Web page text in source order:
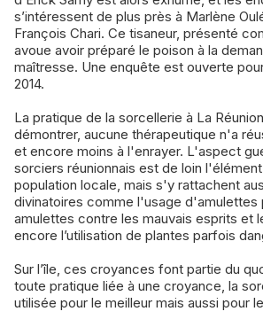
s’intéressent de plus près à Marlène
François Chari. Ce tisaneur, présenté
avoue avoir préparé le poison à la
maîtresse. Une enquête est ouverte
2014.
La pratique de la sorcellerie à La
démontrer, aucune thérapeutique n'a
et encore moins à l'enrayer. L'aspect
sorciers réunionnais est de loin
population locale, mais s'y rattachent
divinatoires comme l'usage d'amulettes
amulettes contre les mauvais esprits et
encore l’utilisation de plantes parfois
Sur l’île, ces croyances font partie du
toute pratique liée à une croyance, la
utilisée pour le meilleur mais aussi pour